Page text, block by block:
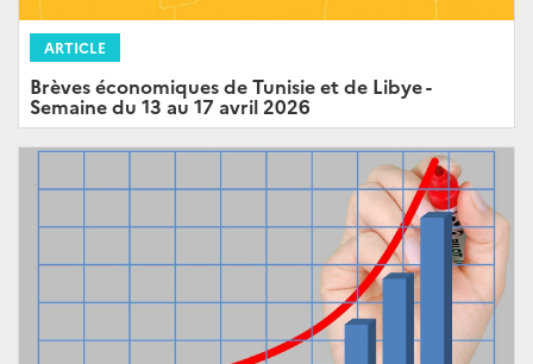
ARTICLE
Brèves économiques de Tunisie et de Libye -
Semaine du 13 au 17 avril 2026